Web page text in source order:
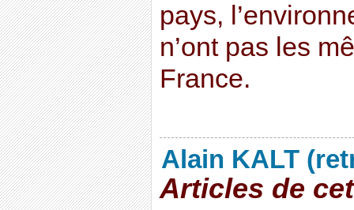
pays,
n’ont pas les
France.
Alain KALT
Articles de